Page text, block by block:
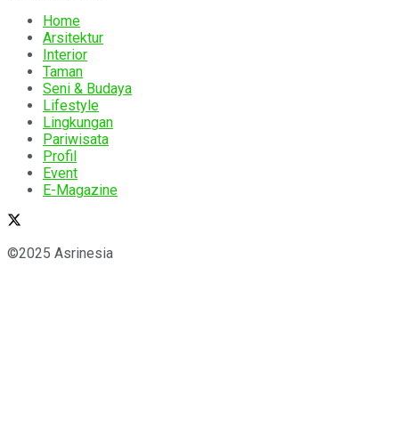
Home
Arsitektur
Interior
Taman
Seni & Budaya
Lifestyle
Lingkungan
Pariwisata
Profil
Event
E-Magazine
©2025 Asrinesia